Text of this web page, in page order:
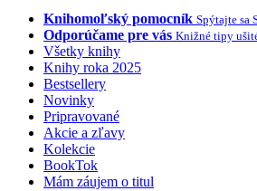
Knihomoľský pomocník Spýtajte sa
Odporúčame pre vás Knižné tipy
Všetky knihy
Knihy roka 2025
Bestsellery
Novinky
Pripravované
Akcie a zľavy
Kolekcie
BookTok
Mám záujem o titul